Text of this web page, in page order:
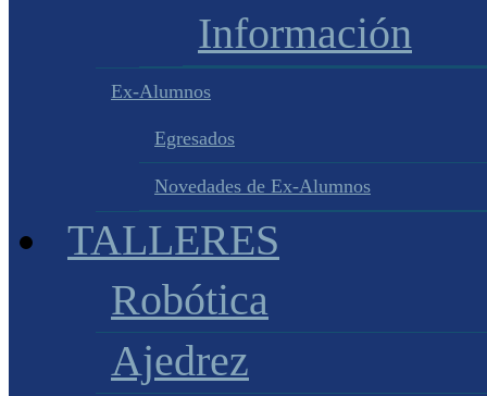
Información
Ex-Alumnos
Egresados
Novedades de Ex-Alumnos
TALLERES
Robótica
Ajedrez